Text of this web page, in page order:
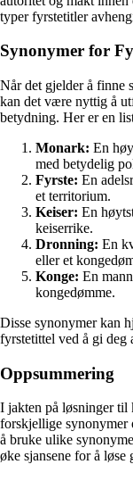
typer fyrstetitler
Synonymer for
Når det gjelder å finne
kan det være nyttig å
betydning. Her er en
Monark: En
med betydelig
Fyrste: En
et territorium.
Keiser: En
keiserrike.
Dronning: En
eller et
Konge: En
kongedømme.
Disse synonymer kan
fyrstetittel ved å gi deg
Oppsummering
I jakten på løsninger til
forskjellige synonymer
å bruke ulike
øke sjansene for å